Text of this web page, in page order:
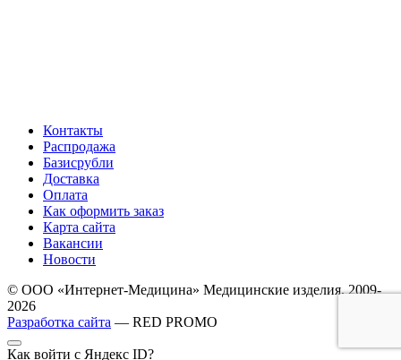
Контакты
Распродажа
Базисрубли
Доставка
Оплата
Как оформить заказ
Карта сайта
Вакансии
Новости
© ООО «Интернет-Медицина» Медицинские изделия, 2009-
2026
Разработка сайта — RED PROMO
Как войти с Яндекс ID?